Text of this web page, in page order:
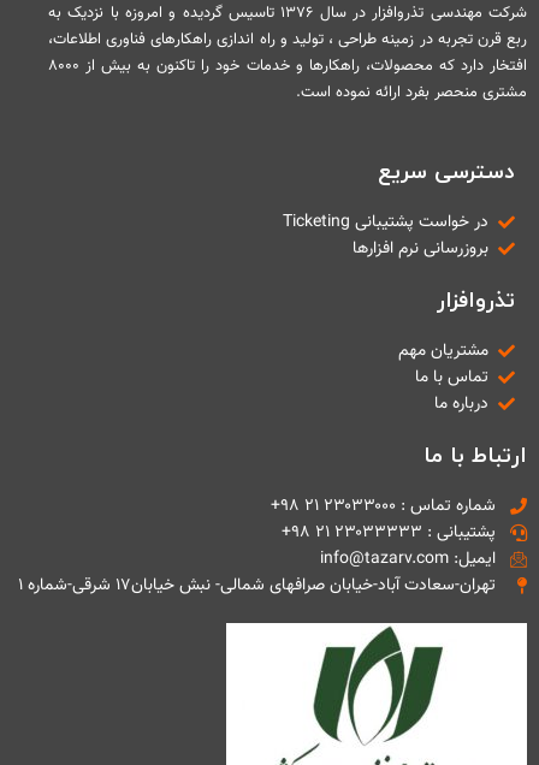
شرکت مهندسی تذروافزار در سال ۱۳۷۶ تاسیس گردیده و امروزه با نزدیک به
ربع قرن تجربه در زمینه طراحی ، تولید و راه اندازی راهکارهای فناوری اطلاعات،
افتخار دارد که محصولات، راهکارها و خدمات خود را تاکنون به بیش از ۸۰۰۰
مشتری منحصر بفرد ارائه نموده است.
دسترسی سریع
در خواست پشتیبانی Ticketing
بروزرسانی نرم افزارها
تذروافزار
مشتریان مهم
تماس با ما
درباره ما
ارتباط با ما
شماره تماس : ۲۳۰۳۳۰۰۰ ۲۱ ۹۸+
پشتیبانی : ۲۳۰۳۳۳۳۳ ۲۱ ۹۸+
ایمیل: info@tazarv.com
تهران-سعادت آباد-خیابان صرافهای شمالی- نبش خیابان۱۷ شرقی-شماره ۱